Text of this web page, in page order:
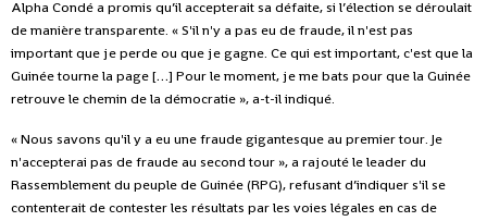
Alpha Condé a promis qu’il accepterait sa défaite, si l’élection se déroulait
de manière transparente. « S'il n'y a pas eu de fraude, il n'est pas
important que je perde ou que je gagne. Ce qui est important, c'est que la
Guinée tourne la page […] Pour le moment, je me bats pour que la Guinée
retrouve le chemin de la démocratie », a-t-il indiqué.
« Nous savons qu'il y a eu une fraude gigantesque au premier tour. Je
n'accepterai pas de fraude au second tour », a rajouté le leader du
Rassemblement du peuple de Guinée (RPG), refusant d’indiquer s'il se
contenterait de contester les résultats par les voies légales en cas de